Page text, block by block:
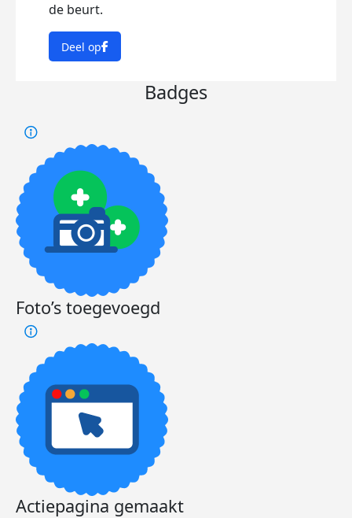
de beurt.
Deel op
Badges
Foto’s toegevoegd
Actiepagina gemaakt